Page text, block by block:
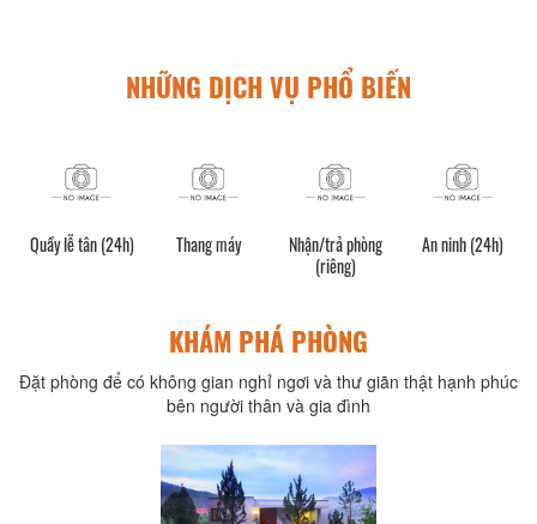
NHỮNG DỊCH VỤ PHỔ BIẾN
Quầy lễ tân (24h) Thang máy
Nhận/trả phòng
(riêng)
An ninh (24h)
KHÁM PHÁ PHÒNG
Đặt phòng để có không gian nghỉ ngơi và thư giãn thật hạnh phúc
bên người thân và gia đình